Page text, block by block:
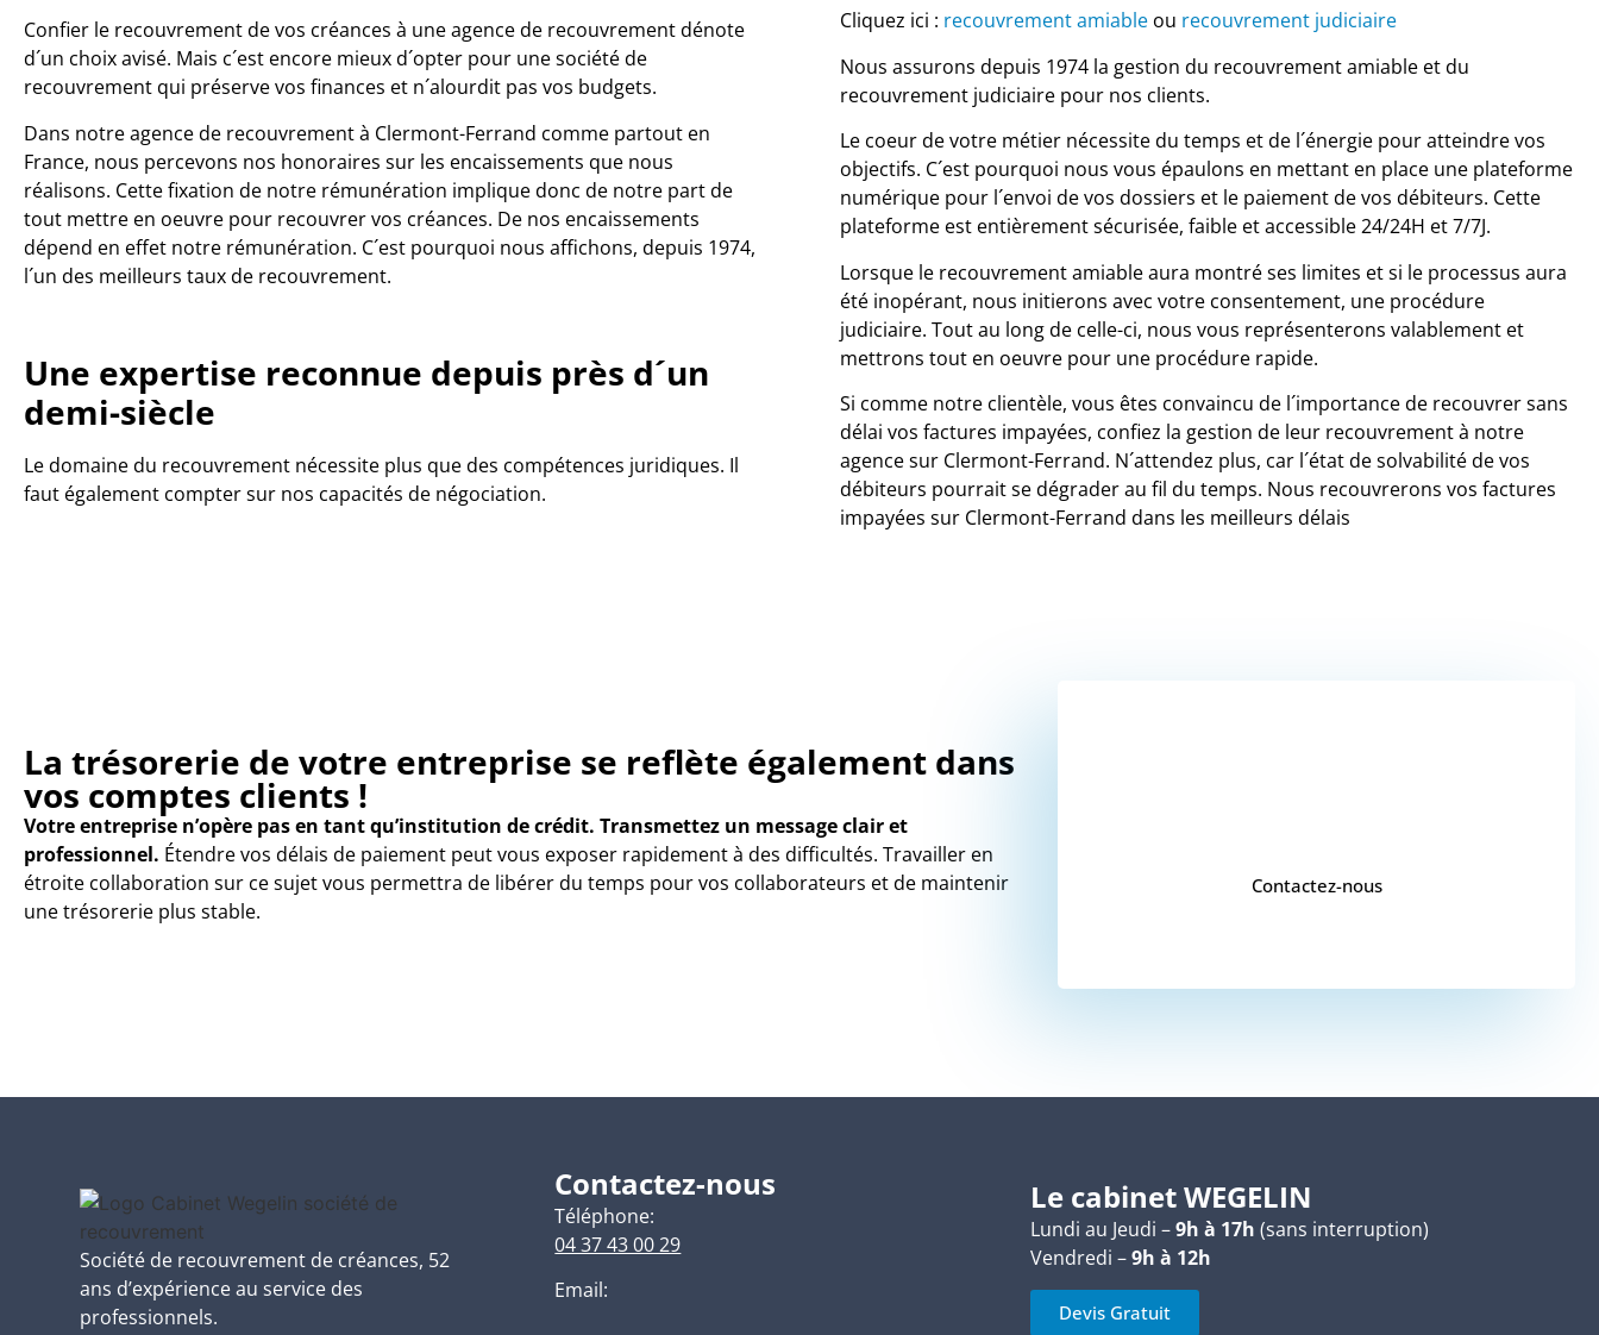
Confier le recouvrement de vos créances à une agence de recouvrement dénote
d´un choix avisé. Mais c´est encore mieux d´opter pour une société de
recouvrement qui préserve vos finances et n´alourdit pas vos budgets.
Dans notre agence de recouvrement à Clermont-Ferrand comme partout en
France, nous percevons nos honoraires sur les encaissements que nous
réalisons. Cette fixation de notre rémunération implique donc de notre part de
tout mettre en oeuvre pour recouvrer vos créances. De nos encaissements
dépend en effet notre rémunération. C´est pourquoi nous affichons, depuis 1974,
l´un des meilleurs taux de recouvrement.
Une expertise reconnue depuis près d´un
demi-siècle
Le domaine du recouvrement nécessite plus que des compétences juridiques. Il
faut également compter sur nos capacités de négociation.
Cliquez ici : recouvrement amiableou recouvrement judiciaire
Nous assurons depuis 1974 la gestion du recouvrement amiable et du
recouvrement judiciaire pour nos clients.
Le coeur de votre métier nécessite du temps et de l´énergie pour atteindre vos
objectifs. C´est pourquoi nous vous épaulons en mettant en place une plateforme
numérique pour l´envoi de vos dossiers et le paiement de vos débiteurs. Cette
plateforme est entièrement sécurisée, faible et accessible 24/24H et 7/7J.
Lorsque le recouvrement amiable aura montré ses limites et si le processus aura
été inopérant, nous initierons avec votre consentement, une procédure
judiciaire. Tout au long de celle-ci, nous vous représenterons valablement et
mettrons tout en oeuvre pour une procédure rapide.
Si comme notre clientèle, vous êtes convaincu de l´importance de recouvrer sans
délai vos factures impayées, confiez la gestion de leur recouvrement à notre
agence sur Clermont-Ferrand. N´attendez plus, car l´état de solvabilité de vos
débiteurs pourrait se dégrader au fil du temps. Nous recouvrerons vos factures
impayées sur Clermont-Ferrand dans les meilleurs délais
La trésorerie de votre entreprise se reflète également dans
vos comptes clients !
Votre entreprise n’opère pas en tant qu’institution de crédit. Transmettez un message clair et
professionnel. Étendre vos délais de paiement peut vous exposer rapidement à des difficultés. Travailler en
étroite collaboration sur ce sujet vous permettra de libérer du temps pour vos collaborateurs et de maintenir
une trésorerie plus stable.
Contactez-nous
Société de recouvrement de créances, 52
ans d’expérience au service des
professionnels.
Contactez-nous
Téléphone:
04 37 43 00 29
Email:
Le cabinet WEGELIN
Lundi au Jeudi –9h à 17h (sans interruption)
Vendredi –9h à 12h
Devis Gratuit